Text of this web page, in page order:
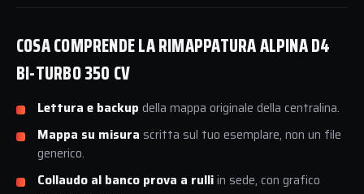
COSA COMPRENDE LA RIMAPPATURA ALPINA D4
BI-TURBO 350 CV
Lettura e backup della mappa originale della centralina.
Mappa su misura scritta sul tuo esemplare, non un file
generico.
Collaudo al banco prova a rulliin sede, con grafico